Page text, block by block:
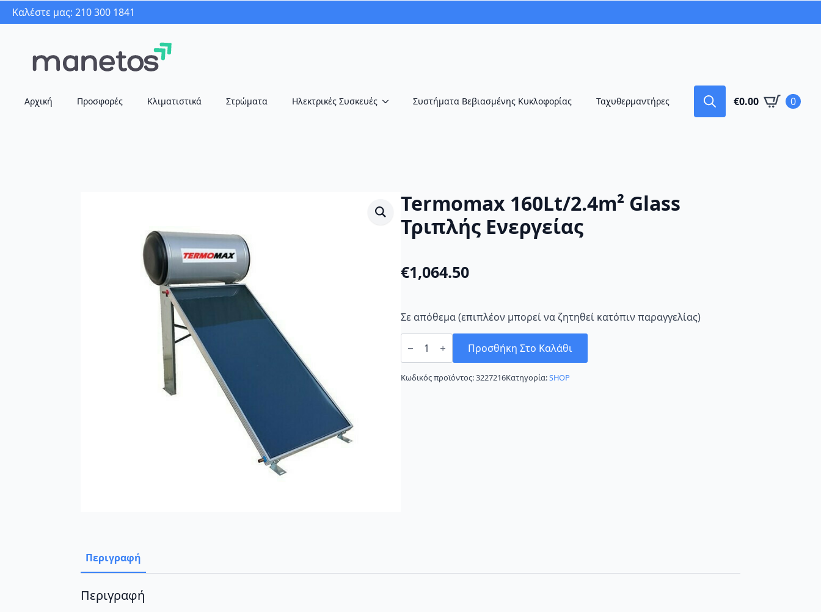
Καλέστε μας: 210 300 1841
Αρχική Προσφορές Κλιματιστικά Στρώματα Ηλεκτρικές Συσκευές Συστήματα Βεβιασμένης Κυκλοφορίας Ταχυθερμαντήρες €0.00 0
Termomax 160Lt/2.4m² Glass
Τριπλής Ενεργείας
€1,064.50
Σε απόθεμα (επιπλέον μπορεί να ζητηθεί κατόπιν παραγγελίας)
Termomax
160Lt/2.4m²
Τριπλής
Ενεργείας
ποσότητα
Προσθήκη Στο Καλάθι
Κωδικός προϊόντος:3227216Κατηγορία:SHOP
Περιγραφή
Περιγραφή